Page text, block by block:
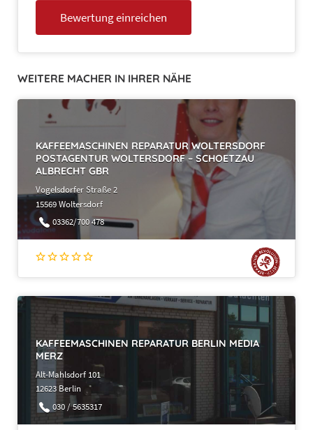
WEITERE MACHER IN IHRER NÄHE
KAFFEEMASCHINEN REPARATUR WOLTERSDORF
POSTAGENTUR WOLTERSDORF – SCHOETZAU
ALBRECHT GBR
Vogelsdorfer Straße 2
15569 Woltersdorf
03362/700 478
KAFFEEMASCHINEN REPARATUR BERLIN MEDIA
MERZ
Alt-Mahlsdorf 101
12623 Berlin
030 / 5635317